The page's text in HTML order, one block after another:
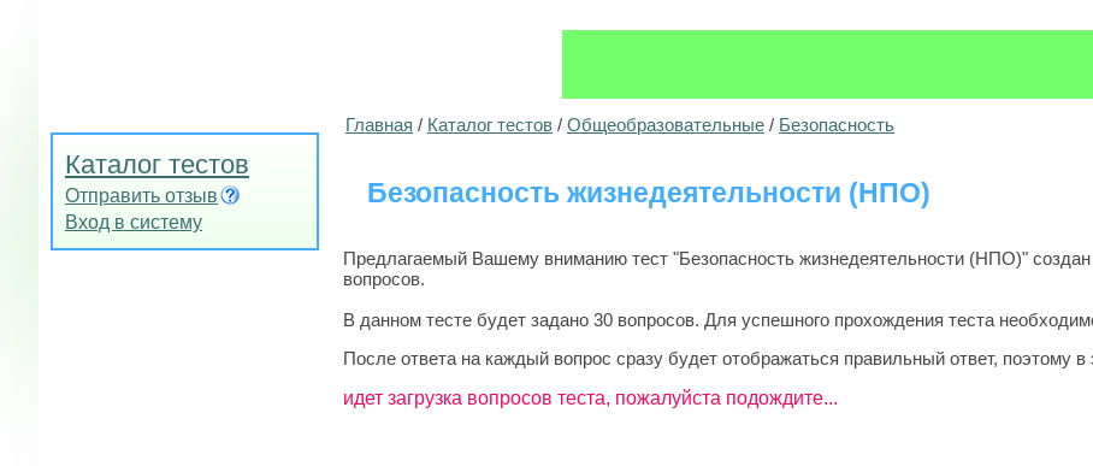
Каталог тестов
Отправить отзыв
Вход в систему
Главная / Каталог тестов / Общеобразовательные / Безопасность
Безопасность жизнедеятельности (НПО)
Предлагаемый Вашему вниманию тест "Безопасность жизнедеятельности (НПО)"
вопросов.
В данном тесте будет задано 30 вопросов. Для успешного прохождения теста
После ответа на каждый вопрос сразу будет отображаться правильный ответ, поэтому
идет загрузка вопросов теста, пожалуйста подождите...